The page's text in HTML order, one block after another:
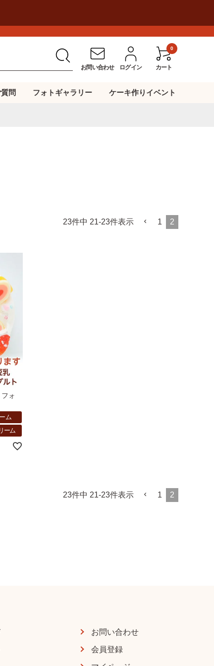
お問い合わせ ログイン
0
カート
問 フォトギャラリー ケーキ作りイベント
23件中 21-23件表示 1 2
ォ
ム
ーム
23件中 21-23件表示 1 2
お問い合わせ
会員登録